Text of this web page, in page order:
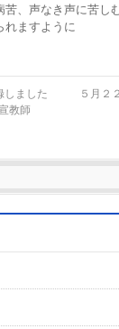
、声なき声に苦し
れますように
しました
教師
５月２